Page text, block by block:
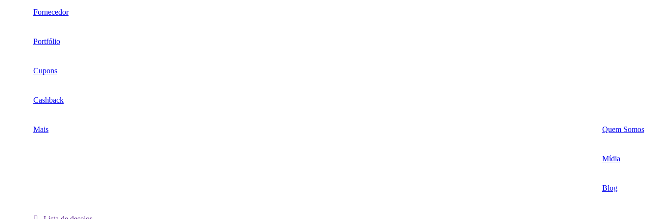
Fornecedor
Portfólio
Cupons
Cashback
Mais Quem Somos
Mídia
Blog